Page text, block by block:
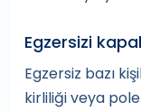
Egzersizi
Egzersiz bazı
kirliliği veya